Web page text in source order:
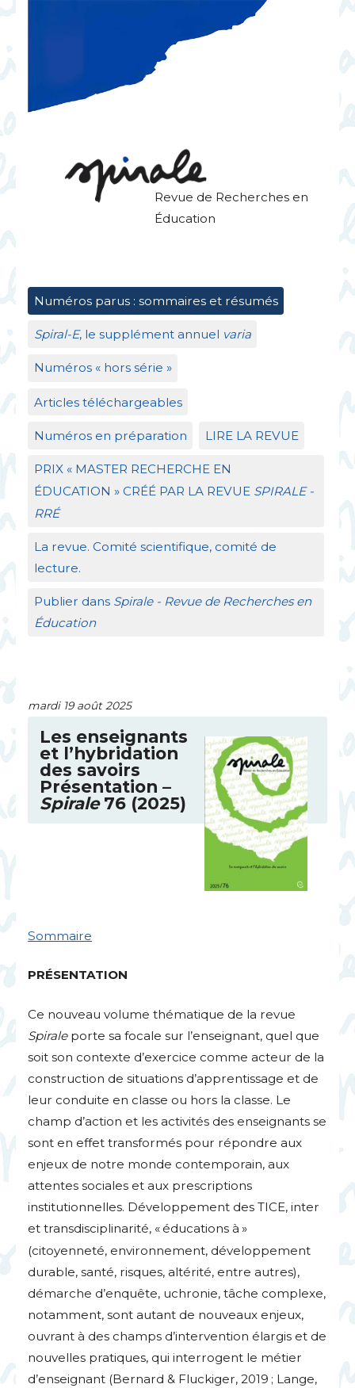
Revue de Recherches en
Éducation
Numéros parus : sommaires et résumés
Spiral-E, le supplément annuel varia
Numéros « hors série »
Articles téléchargeables
Numéros en préparation LIRE LA REVUE
PRIX« MASTER RECHERCHE EN
ÉDUCATION » CRÉÉ PAR LA REVUE SPIRALE-
RRÉ
La revue. Comité scientifique, comité de
lecture.
Publier dans Spirale - Revue de Recherches en
Éducation
mardi 19 août 2025
Les enseignants
et l’hybridation
des savoirs
Présentation –
Spirale76 (2025)
Sommaire
PRÉSENTATION
Ce nouveau volume thématique de la revue
Spiraleporte sa focale sur l’enseignant, quel que
soit son contexte d’exercice comme acteur de la
construction de situations d’apprentissage et de
leur conduite en classe ou hors la classe. Le
champ d’action et les activités des enseignants se
sont en effet transformés pour répondre aux
enjeux de notre monde contemporain, aux
attentes sociales et aux prescriptions
institutionnelles. Développement des TICE, inter
et transdisciplinarité, « éducations à »
(citoyenneté, environnement, développement
durable, santé, risques, altérité, entre autres),
démarche d’enquête, uchronie, tâche complexe,
notamment, sont autant de nouveaux enjeux,
ouvrant à des champs d’intervention élargis et de
nouvelles pratiques, qui interrogent le métier
d’enseignant (Bernard & Fluckiger, 2019 ; Lange,